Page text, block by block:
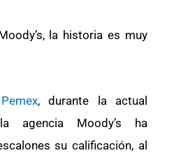
la historia es muy
, durante la actual
agencia Moody’s ha
su calificación, al